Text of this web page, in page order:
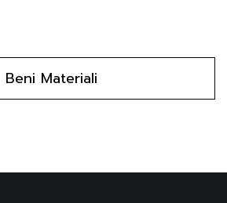
Beni Materiali